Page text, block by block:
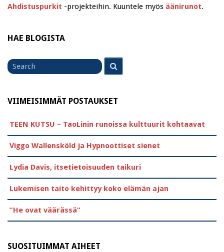
Ahdistuspurkit -projekteihin. Kuuntele myös äänirunot.
HAE BLOGISTA
Search
for
VIIMEISIMMÄT POSTAUKSET
TEEN KUTSU – TaoLinin runoissa kulttuurit kohtaavat
Viggo Wallensköld ja Hypnoottiset sienet
Lydia Davis, itsetietoisuuden taikuri
Lukemisen taito kehittyy koko elämän ajan
”He ovat väärässä”
SUOSITUIMMAT AIHEET